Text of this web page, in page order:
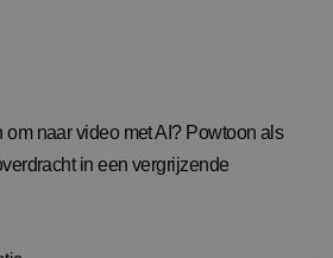
om naar video met AI? Powtoon als
in een vergrijzende